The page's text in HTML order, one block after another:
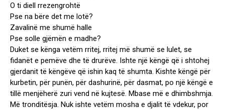
O ti diell rrezengrohtë
Pse na bëre det me lotë?
Zavalinë me shumë halle
Pse solle gjëmën e madhe?
Duket se kënga vetëm rritej, rritej më shumë se lulet, se
fidanët e pemëve dhe të drurëve. Ishte një këngë që i shtohej
gjerdanit të këngëve që ishin kaq të shumta. Kishte këngë për
kurbetin, për punën, për dashurinë, për dasmat, po një këngë e
tillë menjëherë zuri vend në kujtesë. Mbase më e dhimbshmja.
Më tronditësja. Nuk ishte vetëm mosha e djalit të vdekur, por